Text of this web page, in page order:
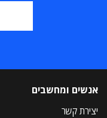
אנשים ומחשבים
יצירת קשר